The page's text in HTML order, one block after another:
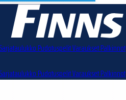
PudotuspelitVarauksetPalkinnot
PudotuspelitVarauksetPalkinnot